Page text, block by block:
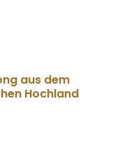
aus dem
Hochland